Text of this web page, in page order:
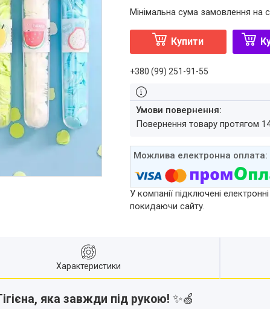
Мінімальна сума замовлення на
Купити
+380 (99) 251-91-55
повернення товару протягом
У компанії підключені
покидаючи сайту.
Характеристики
яка завжди під рукою! ✨🍏